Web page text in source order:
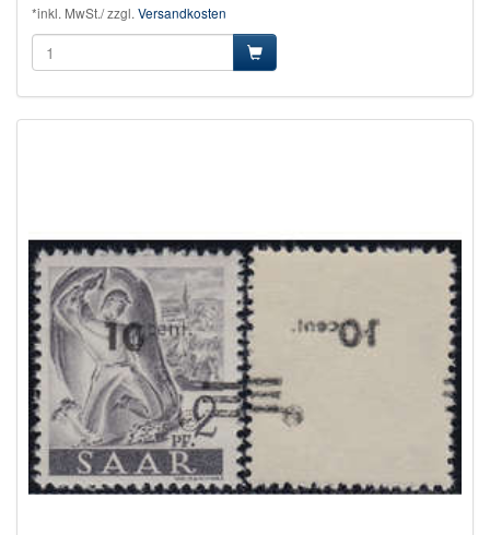
*inkl. MwSt./ zzgl. Versandkosten